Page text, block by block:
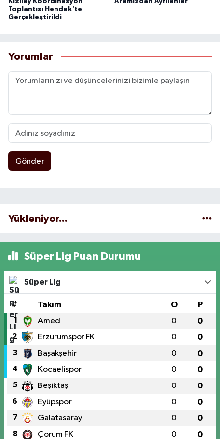
Kızılay Koordinasyon
Toplantısı Hendek'te
Gerçekleştirildi
Aramızdan Ayrılanlar
Yorumlar
Gönder
Yükleniyor...
Süper Lig Puan Durumu
Süper Lig
# Takım O P
1 Amed 0 0
2 Erzurumspor FK 0 0
3 Başakşehir 0 0
4 Kocaelispor 0 0
5 Beşiktaş 0 0
6 Eyüpspor 0 0
7 Galatasaray 0 0
8 Çorum FK 0 0